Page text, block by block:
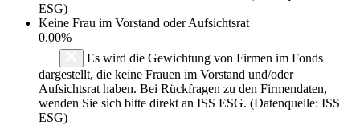
ESG)
Keine Frau im Vorstand oder Aufsichtsrat
0.00%
Es wird die Gewichtung von Firmen im Fonds
dargestellt, die keine Frauen im Vorstand und/oder
Aufsichtsrat haben. Bei Rückfragen zu den Firmendaten,
wenden Sie sich bitte direkt an ISS ESG. (Datenquelle: ISS
ESG)